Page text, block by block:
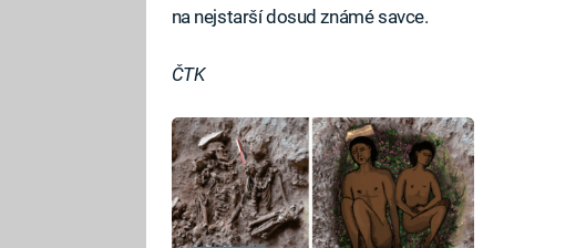
na nejstarší dosud známé savce.
ČTK